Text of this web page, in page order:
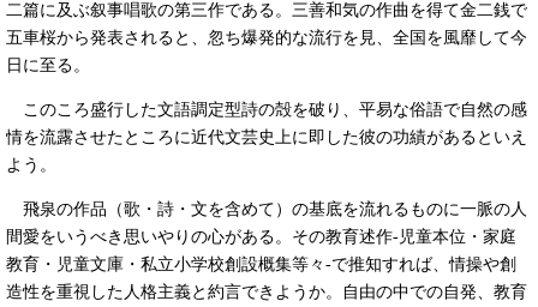
二篇に及ぶ叙事唱歌の第三作である。三善和気の作曲を得て金二銭で
五車桜から発表されると、忽ち爆発的な流行を見、全国を風靡して今
日に至る。
このころ盛行した文語調定型詩の殻を破り、平易な俗語で自然の感
情を流露させたところに近代文芸史上に即した彼の功績があるといえ
よう。
飛泉の作品（歌・詩・文を含めて）の基底を流れるものに一脈の人
間愛をいうべき思いやりの心がある。その教育述作-児童本位・家庭
教育・児童文庫・私立小学校創設概集等々-で推知すれば、情操や創
造性を重視した人格主義と約言できようか。自由の中での自発、教育